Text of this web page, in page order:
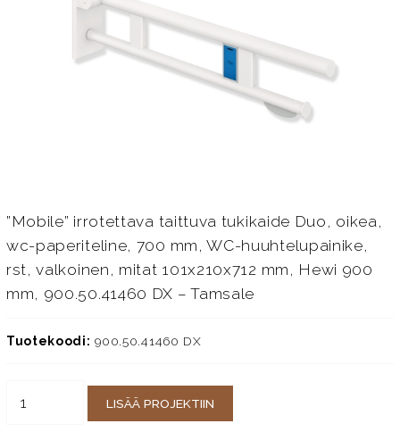
”Mobile” irrotettava taittuva tukikaide Duo, oikea,
wc-paperiteline, 700 mm, WC-huuhtelupainike,
rst, valkoinen, mitat 101x210x712 mm, Hewi 900
mm, 900.50.41460 DX – Tamsale
Tuotekoodi: 900.50.41460 DX
LISÄÄ PROJEKTIIN